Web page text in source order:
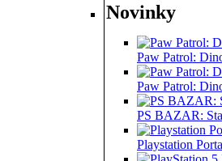
Novinky
Paw Patrol:
Paw Patrol:
PS BAZAR:
Playstation